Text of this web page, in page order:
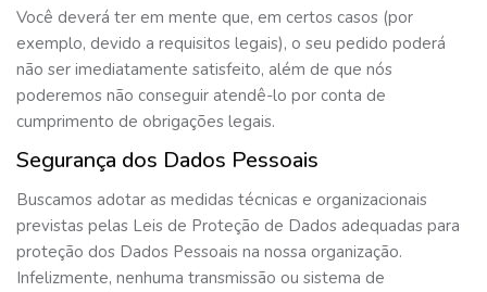
Você deverá ter em mente que, em certos casos (por
exemplo, devido a requisitos legais), o seu pedido poderá
não ser imediatamente satisfeito, além de que nós
poderemos não conseguir atendê-lo por conta de
cumprimento de obrigações legais.
Segurança dos Dados Pessoais
Buscamos adotar as medidas técnicas e organizacionais
previstas pelas Leis de Proteção de Dados adequadas para
proteção dos Dados Pessoais na nossa organização.
Infelizmente, nenhuma transmissão ou sistema de